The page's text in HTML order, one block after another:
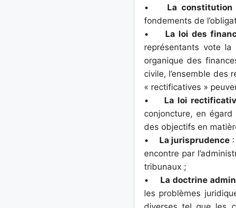
•
La constitution
fondements de
• La loi des
représentants vote
organique des
civile, l’ensemble des
« rectificatives »
• La loi
conjoncture, en
des objectifs en
•
La jurisprudence:
encontre par
tribunaux ;
• La doctrine
les problèmes